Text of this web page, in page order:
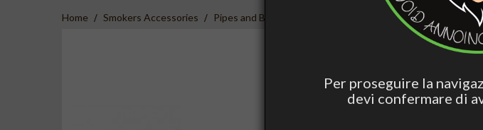
Home Smokers Accessories Pipes and Bongs Glass Pipe - Cute Octopus, 15cm,
GLASS
€15.74
Per proseguire la
devi confermare di